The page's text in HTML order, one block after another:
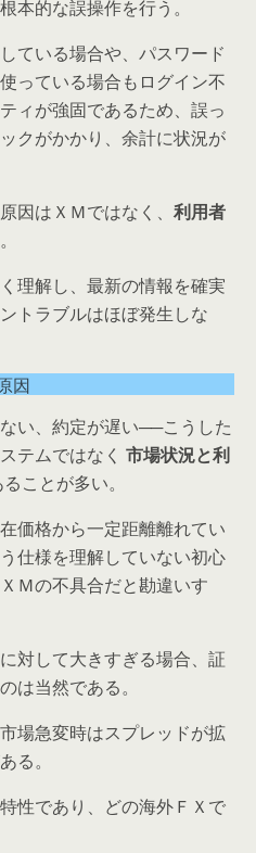
本的な誤操作を行う。
ている場合や、パスワード
っている場合もログイン不
ィが強固であるため、誤っ
クがかかり、余計に状況が
因はＸＭではなく、 利用者
理解し、最新の情報を確実
トラブルはほぼ発生しな
因
い、約定が遅い──こうした
テムではなく 市場状況と利
ことが多い。
価格から一定距離離れてい
仕様を理解していない初心
Ｍの不具合だと勘違いす
対して大きすぎる場合、証
は当然である。
場急変時はスプレッドが拡
る。
性であり、どの海外ＦＸで